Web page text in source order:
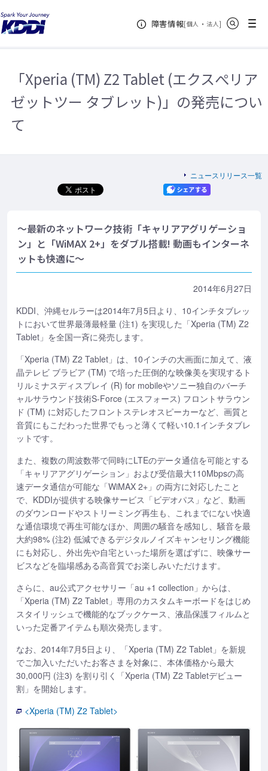
障害情報[個人 ・ 法人新規ウィンドウ
]
メニュー
KDDIホーム
「Xperia (TM) Z2 Tablet (エクスぺリア ゼットツー タブレット)」の発売に
ついて
「Xperia (TM) Z2 Tablet (エクスぺリア
ゼットツー タブレット)」の発売につい
て
ニュースリリース一覧
～最新のネットワーク技術「キャリアアグリゲーショ
ン」と「WiMAX 2+」をダブル搭載! 動画もインターネ
ットも快適に～
2014年6月27日
KDDI、沖縄セルラーは2014年7月5日より、10インチタブレッ
トにおいて世界最薄最軽量 (注1) を実現した「Xperia (TM) Z2
Tablet」を全国一斉に発売します。
「Xperia (TM) Z2 Tablet」は、10インチの大画面に加えて、液
晶テレビ ブラビア (TM) で培った圧倒的な映像美を実現するト
リルミナスディスプレイ (R) for mobileやソニー独自のバーチ
ャルサラウンド技術S-Force (エスフォース) フロントサラウン
ド (TM) に対応したフロントステレオスピーカーなど、画質と
音質にもこだわった世界でもっと薄くて軽い10.1インチタブレ
ットです。
また、複数の周波数帯で同時にLTEのデータ通信を可能とする
「キャリアアグリゲーション」および受信最大110Mbpsの高
速データ通信が可能な「WiMAX 2+」の両方に対応したこと
で、KDDIが提供する映像サービス「ビデオパス」など、動画
のダウンロードやストリーミング再生も、これまでにない快適
な通信環境で再生可能なほか、周囲の騒音を感知し、騒音を最
大約98% (注2) 低減できるデジタルノイズキャンセリング機能
にも対応し、外出先や自宅といった場所を選ばずに、映像サー
ビスなどを臨場感ある高音質でお楽しみいただけます。
さらに、au公式アクセサリー「au +1 collection」からは、
「Xperia (TM) Z2 Tablet」専用のカスタムキーボードをはじめ
スタイリッシュで機能的なブックケース、液晶保護フィルムと
いった定番アイテムも順次発売します。
なお、2014年7月5日より、「Xperia (TM) Z2 Tablet」を新規
でご加入いただいたお客さまを対象に、本体価格から最大
30,000円 (注3) を割り引く「Xperia (TM) Z2 Tabletデビュー
割」を開始します。
<Xperia (TM) Z2 Tablet>